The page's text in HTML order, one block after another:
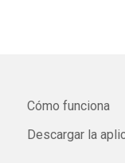
Cómo funciona
Descargar la